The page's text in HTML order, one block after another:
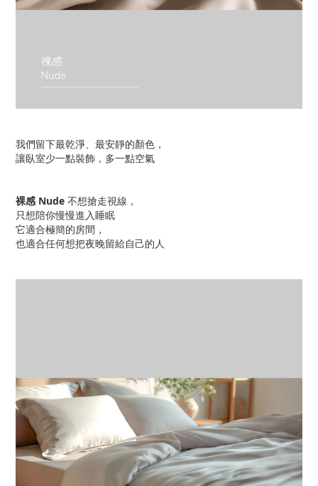
我們留下最乾淨、最安靜的顏色，
讓臥室少一點裝飾，多一點空氣
裸感 Nude 不想搶走視線，
只想陪你慢慢進入睡眠
它適合極簡的房間，
也適合任何想把夜晚留給自己的人